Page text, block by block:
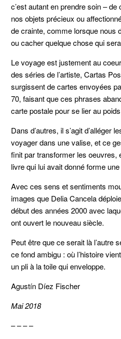
c’est autant en prendre soin – de
nos objets précieux ou
de crainte, comme lorsque nous
ou cacher quelque chose qui
Le voyage est justement au
des séries de l’artiste, Cartas
surgissent de cartes envoyées
70, faisant que ces phrases
carte postale pour se lier au
Dans d’autres, il s’agit d’alléger
voyager dans une valise, et ce
finit par transformer les oeuvres,
livre qui lui avait donné forme
Avec ces sens et sentiments
images que Delia Cancela
début des années 2000 avec
ont ouvert le nouveau siècle.
Peut être que ce serait là l’autre
ce fond ambigu : où l’histoire
un pli à la toile qui enveloppe.
Agustín Díez Fischer
Mai 2018
– – – –